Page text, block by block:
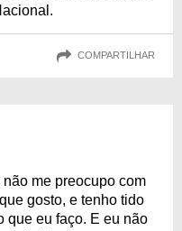
COMPARTILHAR
me preocupo com
gosto, e tenho tido
que eu faço. E eu não